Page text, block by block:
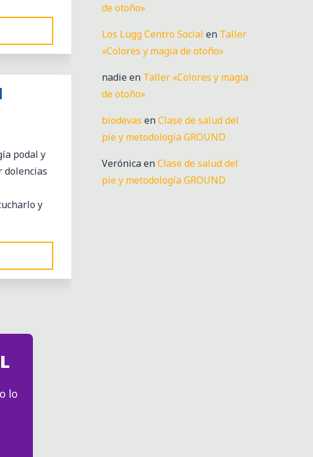
podal y
y
lo
de otoño»
Los Lugg Centro Social en Taller
«Colores y magia de otoño»
nadie en Taller «Colores y magia
de otoño»
biodevas enClase de salud del
pie y metodología GROUND
VerónicaenClase de salud del
pie y metodología GROUND